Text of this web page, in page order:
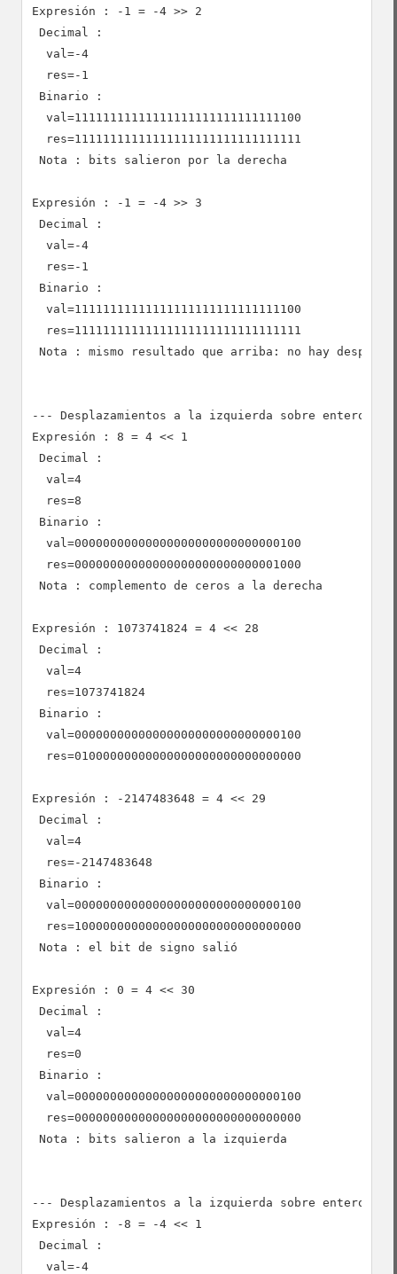
Expresión : -1 = -4 >> 2
Decimal :
  val=-4
  res=-1
Binario :
  val=11111111111111111111111111111100
  res=11111111111111111111111111111111
Nota : bits salieron por la derecha
Expresión : -1 = -4 >> 3
Decimal :
  val=-4
  res=-1
Binario :
  val=11111111111111111111111111111100
  res=11111111111111111111111111111111
Nota : mismo resultado que arriba: no hay
--- Desplazamientos a la izquierda sobre enteros
Expresión : 8 = 4 << 1
Decimal :
  val=4
  res=8
Binario :
  val=00000000000000000000000000000100
  res=00000000000000000000000000001000
Nota : complemento de ceros a la derecha
Expresión : 1073741824 = 4 << 28
Decimal :
  val=4
  res=1073741824
Binario :
  val=00000000000000000000000000000100
  res=01000000000000000000000000000000
Expresión : -2147483648 = 4 << 29
Decimal :
  val=4
  res=-2147483648
Binario :
  val=00000000000000000000000000000100
  res=10000000000000000000000000000000
Nota : el bit de signo salió
Expresión : 0 = 4 << 30
Decimal :
  val=4
  res=0
Binario :
  val=00000000000000000000000000000100
  res=00000000000000000000000000000000
Nota : bits salieron a la izquierda
--- Desplazamientos a la izquierda sobre enteros
Expresión : -8 = -4 << 1
Decimal :
  val=-4